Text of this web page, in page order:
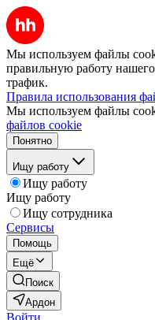
Мы используем файлы
правильную работу нашего
трафик.
Правила использования
Мы используем файлы
файлов cookie
Понятно
Ищу работу
Ищу работу
Ищу работу
Ищу сотрудника
Сервисы
Помощь
Ещё
Поиск
Ардон
Войти